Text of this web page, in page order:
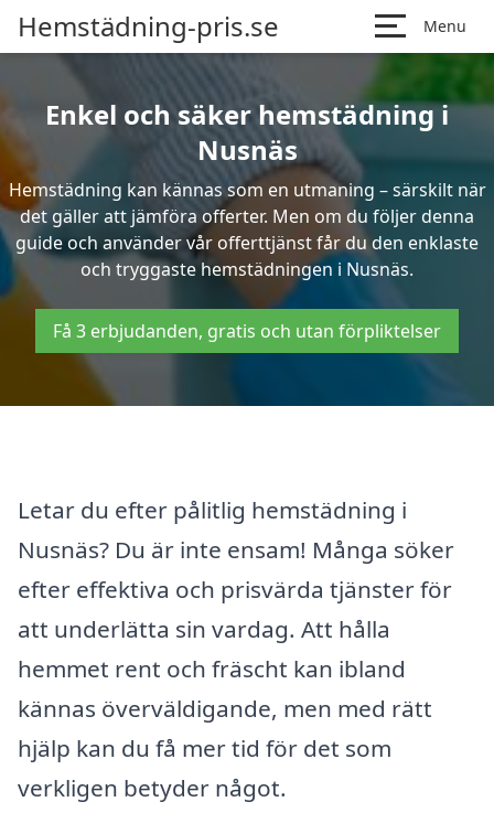
Hemstädning-pris.se Menu
Enkel och säker hemstädning i
Nusnäs
Hemstädning kan kännas som en utmaning – särskilt när
det gäller att jämföra offerter. Men om du följer denna
guide och använder vår offerttjänst får du den enklaste
och tryggaste hemstädningen i Nusnäs.
Få 3 erbjudanden, gratis och utan förpliktelser
Letar du efter pålitlig hemstädning i
Nusnäs? Du är inte ensam! Många söker
efter effektiva och prisvärda tjänster för
att underlätta sin vardag. Att hålla
hemmet rent och fräscht kan ibland
kännas överväldigande, men med rätt
hjälp kan du få mer tid för det som
verkligen betyder något.